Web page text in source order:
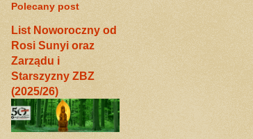
Polecany post
List Noworoczny od
Rosi Sunyi oraz
Zarządu i
Starszyzny ZBZ
(2025/26)